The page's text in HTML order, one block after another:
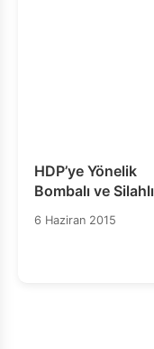
HDP’ye Yönelik
Bombalı ve Silahlı
Saldırıları Kınıyor,
6 Haziran 2015